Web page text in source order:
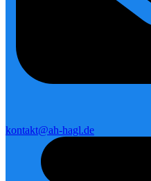
kontakt@ah-hagl.de